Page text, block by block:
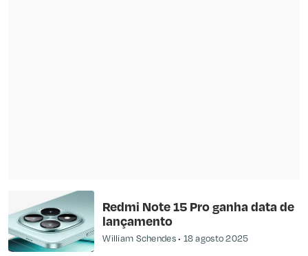
Redmi Note 15 Pro ganha data de
lançamento
William Schendes 18 agosto 2025